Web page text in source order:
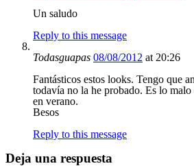
Un saludo
Reply to this message
Todasguapas 08/08/2012 at 20:26
Fantásticos estos looks. Tengo que
todavía no la he probado. Es lo malo
en verano.
Besos
Reply to this message
Deja una respuesta